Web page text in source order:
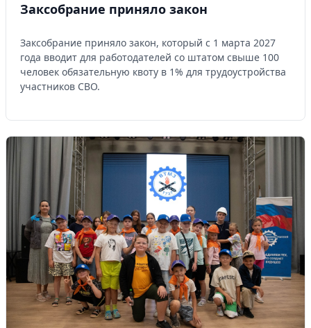
Заксобрание приняло закон
Заксобрание приняло закон, который с 1 марта 2027
года вводит для работодателей со штатом свыше 100
человек обязательную квоту в 1% для трудоустройства
участников СВО.